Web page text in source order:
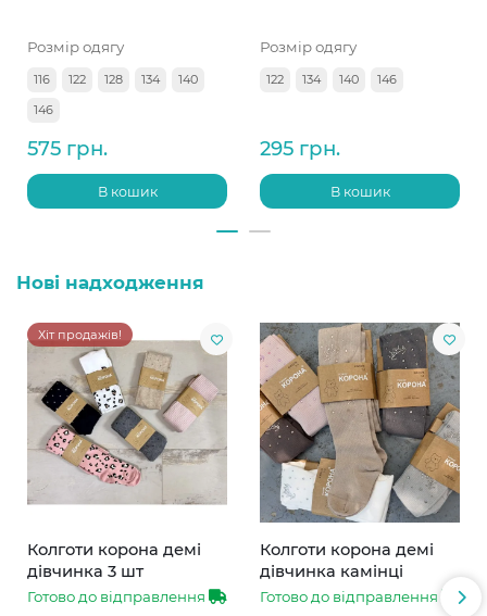
Розмір одягу
116 122 128 134
140
146
575 грн.
В кошик
Розмір одягу
122 134 140 146
295 грн.
В кошик
Нові надходження
Хіт продажів!
Колготи корона демі
дівчинка 3 шт
Готово до відправлення
Колготи корона демі
дівчинка камінці
Готово до відправлення